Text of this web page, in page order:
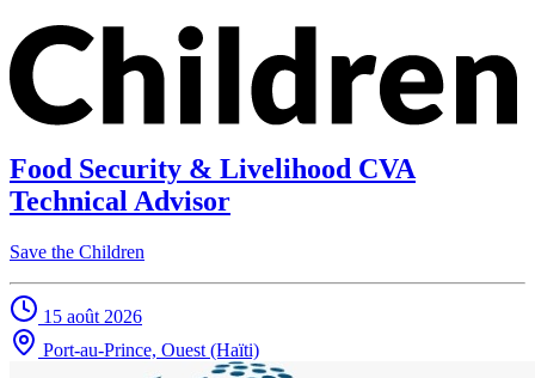
Food Security & Livelihood CVA
Technical Advisor
Save the Children
15 août 2026
Port-au-Prince, Ouest (Haïti)